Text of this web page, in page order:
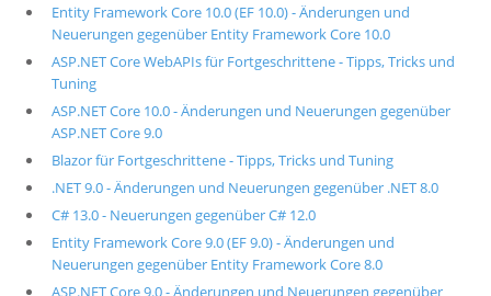
Entity Framework Core 10.0 (EF 10.0) - Änderungen und
Neuerungen gegenüber Entity Framework Core 10.0
ASP.NET Core WebAPIs für Fortgeschrittene - Tipps, Tricks und
Tuning
ASP.NET Core 10.0 - Änderungen und Neuerungen gegenüber
ASP.NET Core 9.0
Blazor für Fortgeschrittene - Tipps, Tricks und Tuning
.NET 9.0 - Änderungen und Neuerungen gegenüber .NET 8.0
C# 13.0 - Neuerungen gegenüber C# 12.0
Entity Framework Core 9.0 (EF 9.0) - Änderungen und
Neuerungen gegenüber Entity Framework Core 8.0
ASP.NET Core 9.0 - Änderungen und Neuerungen gegenüber